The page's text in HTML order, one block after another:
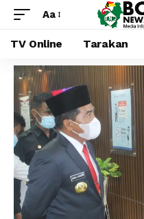
Aa
TV Online Tarakan